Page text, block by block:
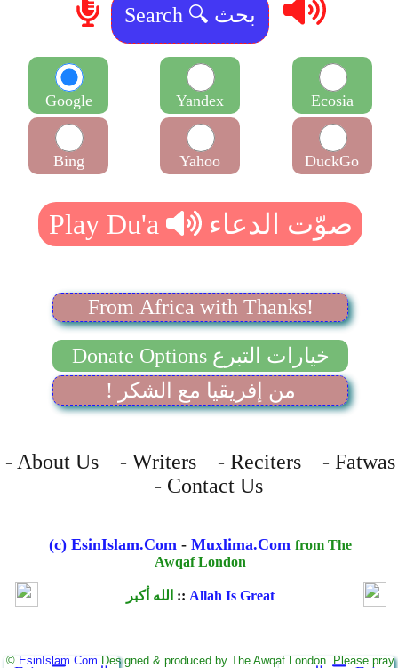
Google
Bing
Yandex
Yahoo
Ecosia
DuckGo
From Africa with Thanks!
Donate Options خيارات التبرع
! من إفريقيا مع الشكر
- About Us - Writers - Reciters - Fatwas
- Contact Us
(c) EsinIslam.Com - Muxlima.Com from The
Awqaf London
الله أكبر :: Allah Is Great
©EsinIslam.ComDesigned & produced by The Awqaf London. Please pray